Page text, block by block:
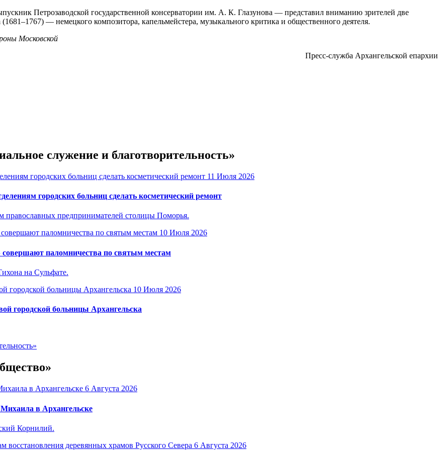
Петрозаводской государственной консерватории им. А. К. Глазунова — представил вниманию зрителей две
— немецкого композитора, капельмейстера, музыкального критика и общественного деятеля.
Московской
Пресс-служба Архангельской епархии
служение и благотворительность»
11 Июля 2026
городских больниц сделать косметический ремонт
православных предпринимателей столицы Поморья.
10 Июля 2026
совершают паломничества по святым местам
на Сульфате.
10 Июля 2026
городской больницы Архангельска
6 Августа 2026
в Архангельске
Корнилий.
6 Августа 2026